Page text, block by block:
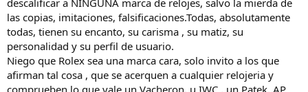
descalificar a NINGUNA marca de relojes, salvo la mierda de
las copias, imitaciones, falsificaciones.Todas, absolutamente
todas, tienen su encanto, su carisma , su matiz, su
personalidad y su perfil de usuario.
Niego que Rolex sea una marca cara, solo invito a los que
afirman tal cosa , que se acerquen a cualquier relojeria y
comprueben lo que vale un Vacheron, u IWC , un Patek, AP